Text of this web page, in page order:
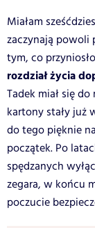
Miałam
zaczynają powoli
tym, co
rozdział życia
Tadek miał się
kartony stały już
do tego pięknie
początek. Po
spędzanych
zegara, w końcu
poczucie